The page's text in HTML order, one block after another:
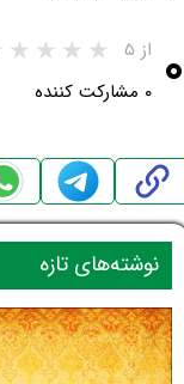
۰ از ۵
۰ مشارکت کننده
نوشته‌های تازه